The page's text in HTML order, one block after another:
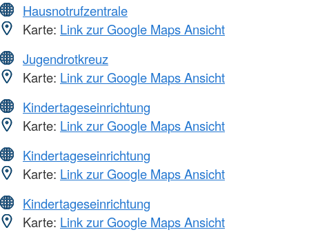
Hausnotrufzentrale
Karte: Link zur Google Maps Ansicht
Jugendrotkreuz
Karte: Link zur Google Maps Ansicht
Kindertageseinrichtung
Karte: Link zur Google Maps Ansicht
Kindertageseinrichtung
Karte: Link zur Google Maps Ansicht
Kindertageseinrichtung
Karte: Link zur Google Maps Ansicht